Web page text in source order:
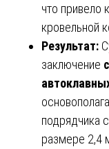
что привело
кровельной
Результат:
заключение
подрядчика
размере 2,4